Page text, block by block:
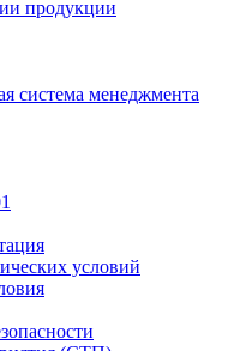
продукции
система менеджмента
условий